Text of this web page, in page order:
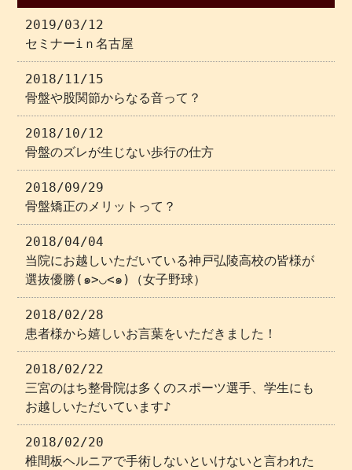
2019/03/12
セミナーiｎ名古屋
2018/11/15
骨盤や股関節からなる音って？
2018/10/12
骨盤のズレが生じない歩行の仕方
2018/09/29
骨盤矯正のメリットって？
2018/04/04
当院にお越しいただいている神戸弘陵高校の皆様が
選抜優勝(๑>◡<๑)（女子野球）
2018/02/28
患者様から嬉しいお言葉をいただきました！
2018/02/22
三宮のはち整骨院は多くのスポーツ選手、学生にも
お越しいただいています♪
2018/02/20
椎間板ヘルニアで手術しないといけないと言われた